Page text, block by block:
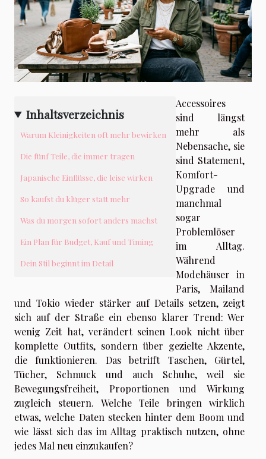
Inhaltsverzeichnis
Warum Kleinigkeiten oft mehr bewirken
Die fünf Teile, die immer tragen
Japanische Einflüsse, die leise wirken
So kaufst du klüger statt mehr
Was du morgen sofort anders machst
Ein Plan für Budget, Kauf und Timing
Dein Stil beginnt im Detail
Accessoires
sind längst
mehr als
Nebensache, sie
sind Statement,
Komfort-
Upgrade und
manchmal
sogar
Problemlöser
im Alltag.
Während
Modehäuser in
Paris, Mailand
und Tokio wieder stärker auf Details setzen, zeigt
sich auf der Straße ein ebenso klarer Trend: Wer
wenig Zeit hat, verändert seinen Look nicht über
komplette Outfits, sondern über gezielte Akzente,
die funktionieren. Das betrifft Taschen, Gürtel,
Tücher, Schmuck und auch Schuhe, weil sie
Bewegungsfreiheit, Proportionen und Wirkung
zugleich steuern. Welche Teile bringen wirklich
etwas, welche Daten stecken hinter dem Boom und
wie lässt sich das im Alltag praktisch nutzen, ohne
jedes Mal neu einzukaufen?